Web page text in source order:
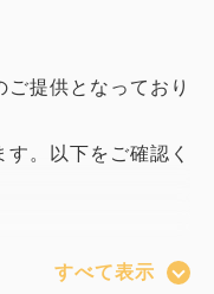
提供となっており
。以下をご確認く
水曜日お休み
すべて表示